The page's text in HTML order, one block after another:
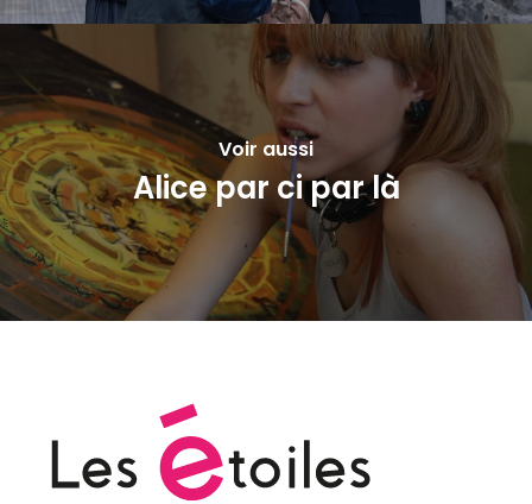
Voir aussi
Alice par ci par là